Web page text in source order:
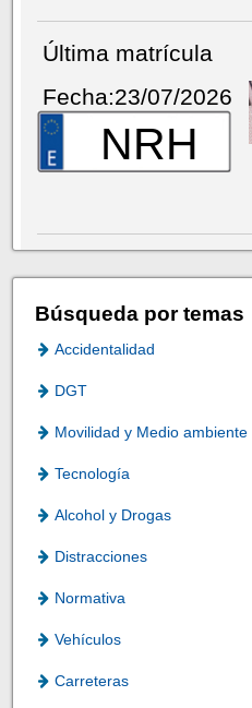
Última matrícula
Fecha:23/07/2026
NRH
Búsqueda por temas
Accidentalidad
DGT
Movilidad y Medio ambiente
Tecnología
Alcohol y Drogas
Distracciones
Normativa
Vehículos
Carreteras